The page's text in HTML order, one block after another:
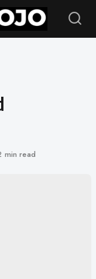
min read